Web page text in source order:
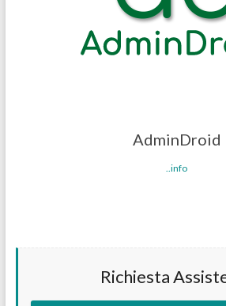
AdminDroid
..info
Richiesta